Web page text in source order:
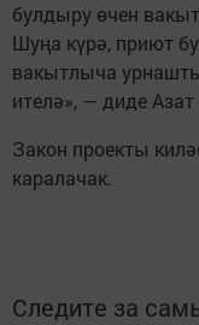
булдыру өчен
Шуңа күрә, приют
вакытлыча
ителә», — диде
Закон проекты
каралачак.
Следите за